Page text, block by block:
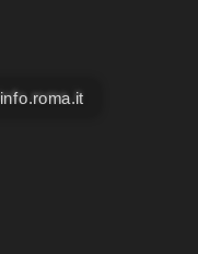
info.roma.it